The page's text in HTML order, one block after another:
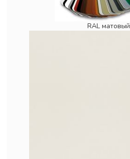
RAL матовый